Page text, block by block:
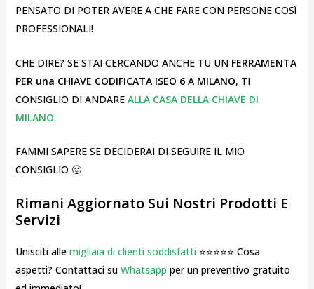
PENSATO DI POTER AVERE A CHE FARE CON PERSONE COSì
PROFESSIONALI!
CHE DIRE? SE STAI CERCANDO ANCHE TU UN FERRAMENTA
PER una CHIAVE CODIFICATA ISEO 6 A MILANO, TI
CONSIGLIO DI ANDARE ALLA CASA DELLA CHIAVE DI
MILANO.
FAMMI SAPERE SE DECIDERAI DI SEGUIRE IL MIO
CONSIGLIO 🙂
Rimani Aggiornato Sui Nostri Prodotti E
Servizi
Unisciti alle migliaia di clienti soddisfatti⭐⭐⭐⭐⭐ Cosa
aspetti? Contattaci su Whatsapp per un preventivo gratuito